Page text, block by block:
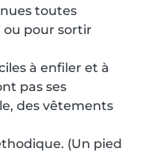
toutes
ou pour sortir
à enfiler et à
pas ses
des vêtements
(Un pied